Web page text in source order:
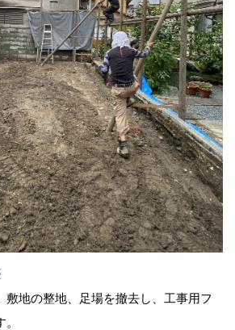
敷地の整地、足場を撤去し、工事用フ